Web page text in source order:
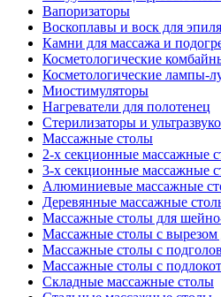
Вапоризаторы
Воскоплавы и воск для
Камни для массажа и
Косметологические
Косметологические лампы-
Миостимуляторы
Нагреватели для полотенец
Стерилизаторы и
Массажные столы
2-х секционные массажные
3-х секционные массажные
Алюминиевые массажные
Деревянные массажные
Массажные столы для
Массажные столы с вырезом
Массажные столы с
Массажные столы с
Складные массажные столы